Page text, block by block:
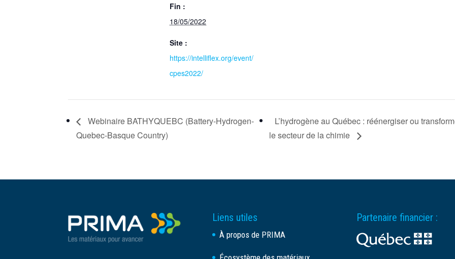
Fin :
18/05/2022
Site :
https://intelliflex.org/event/
cpes2022/
Webinaire BATHYQUEBC (Battery-Hydrogen-
Quebec-Basque Country)
L’hydrogène au Québec : réénergiser ou
le secteur de la chimie
Liens utiles
À propos de PRIMA
Partenaire financier :